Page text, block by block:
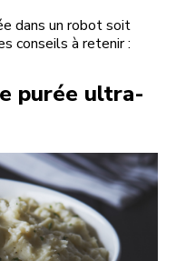
dans un robot soit
conseils à retenir :
purée ultra-